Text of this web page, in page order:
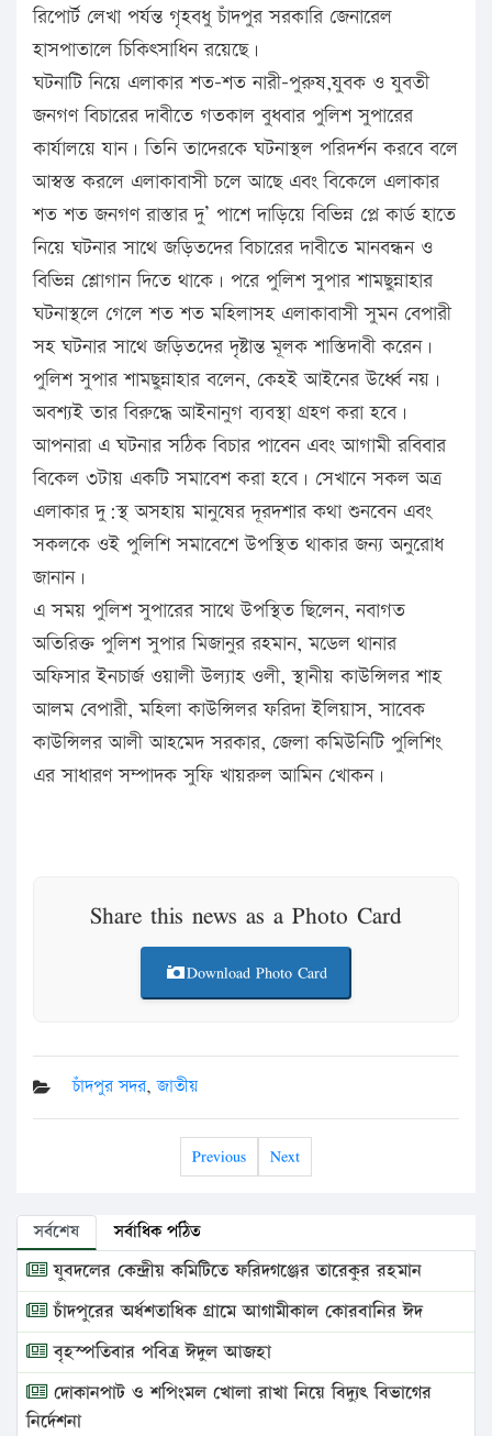
রিপোর্ট লেখা পর্যন্ত গৃহবধু চাঁদপুর সরকারি জেনারেল
হাসপাতালে চিকিৎসাধিন রয়েছে।
ঘটনাটি নিয়ে এলাকার শত-শত নারী-পুরুষ,যুবক ও যুবতী
জনগণ বিচারের দাবীতে গতকাল বুধবার পুলিশ সুপারের
কার্যালয়ে যান। তিনি তাদেরকে ঘটনাস্থল পরিদর্শন করবে বলে
আস্বস্ত করলে এলাকাবাসী চলে আছে এবং বিকেলে এলাকার
শত শত জনগণ রাস্তার দু’ পাশে দাড়িয়ে বিভিন্ন প্লে কার্ড হাতে
নিয়ে ঘটনার সাথে জড়িতদের বিচারের দাবীতে মানবন্ধন ও
বিভিন্ন শ্লোগান দিতে থাকে। পরে পুলিশ সুপার শামছুন্নাহার
ঘটনাস্থলে গেলে শত শত মহিলাসহ এলাকাবাসী সুমন বেপারী
সহ ঘটনার সাথে জড়িতদের দৃষ্টান্ত মূলক শাস্তিদাবী করেন।
পুলিশ সুপার শামছুন্নাহার বলেন, কেহই আইনের উর্ধ্বে নয়।
অবশ্যই তার বিরুদ্ধে আইনানুগ ব্যবস্থা গ্রহণ করা হবে।
আপনারা এ ঘটনার সঠিক বিচার পাবেন এবং আগামী রবিবার
বিকেল ৩টায় একটি সমাবেশ করা হবে। সেখানে সকল অত্র
এলাকার দু:স্থ অসহায় মানুষের দূরদশার কথা শুনবেন এবং
সকলকে ওই পুলিশি সমাবেশে উপস্থিত থাকার জন্য অনুরোধ
জানান।
এ সময় পুলিশ সুপারের সাথে উপস্থিত ছিলেন, নবাগত
অতিরিক্ত পুলিশ সুপার মিজানুর রহমান, মডেল থানার
অফিসার ইনচার্জ ওয়ালী উল্যাহ ওলী, স্থানীয় কাউন্সিলর শাহ
আলম বেপারী, মহিলা কাউন্সিলর ফরিদা ইলিয়াস, সাবেক
কাউন্সিলর আলী আহমেদ সরকার, জেলা কমিউনিটি পুলিশিং
এর সাধারণ সম্পাদক সুফি খায়রুল আমিন খোকন।
Share this news as a Photo Card
Download Photo Card
চাঁদপুর সদর,জাতীয়
Previous Next
সর্বশেষ সর্বাধিক পঠিত
যুবদলের কেন্দ্রীয় কমিটিতে ফরিদগঞ্জের তারেকুর রহমান
চাঁদপুরের অর্ধশতাধিক গ্রামে আগামীকাল কোরবানির ঈদ
বৃহস্পতিবার পবিত্র ঈদুল আজহা
দোকানপাট ও শপিংমল খোলা রাখা নিয়ে বিদ্যুৎ বিভাগের
নির্দেশনা